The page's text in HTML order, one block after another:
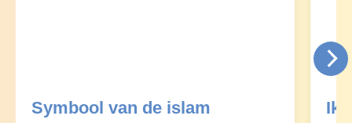
Symbool van de islam Ik